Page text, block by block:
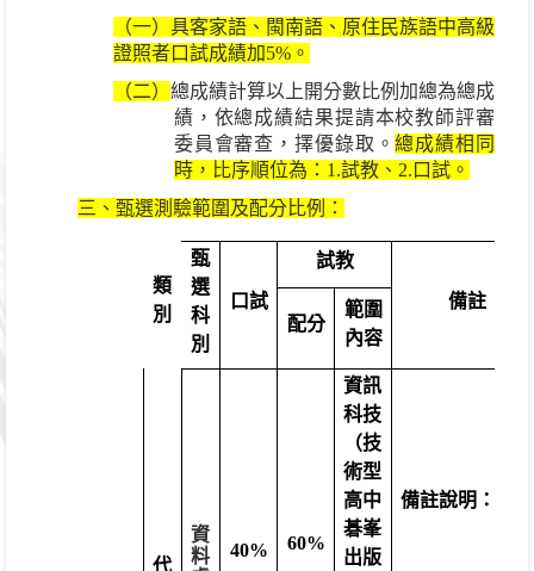
（一）具客家語、閩南語、原住民族語中高級
證照者口試成績加5%。
（二） 總成績計算以上開分數比例加總為總成
績，依總成績結果提請本校教師評審
委員會審查，擇優錄取。總成績相同
時，比序順位為： 1.試教、 2. 口試。
三、甄選測驗範圍及配分比例：
類
別
甄
選
科
別
口試
試教
備註
配分
範圍
內容
代
資
料
40%
60%
資訊
科技
（技
術型
高中
碁峯
出版
備註說明：總